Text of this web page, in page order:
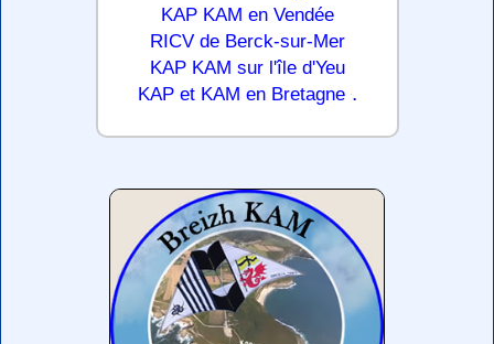
KAP KAM en Vendée
RICV de Berck-sur-Mer
KAP KAM sur l'île d'Yeu
KAP et KAM en Bretagne .